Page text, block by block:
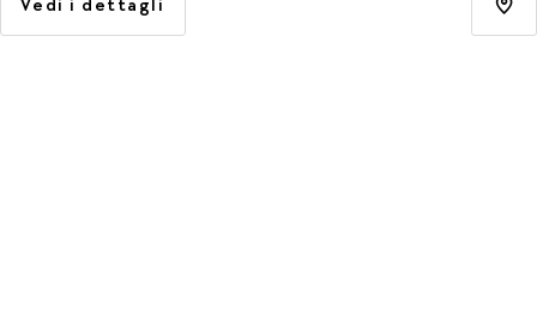
Vedi i dettagli